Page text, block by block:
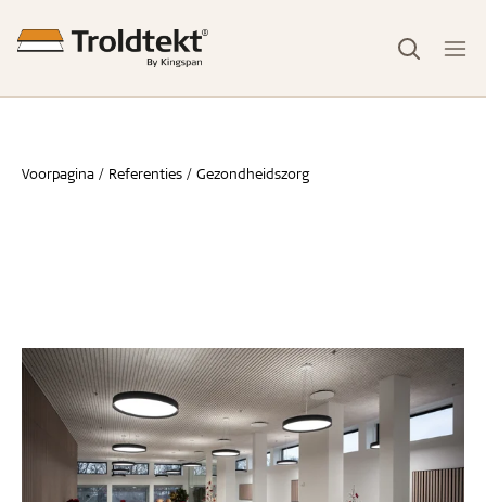
Voorpagina Referenties Gezondheidszorg